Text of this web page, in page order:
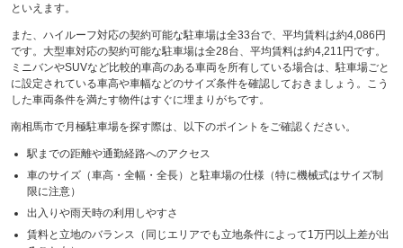
といえます。
また、ハイルーフ対応の契約可能な駐車場は全33台で、平均賃料は約4,086円
です。大型車対応の契約可能な駐車場は全28台、平均賃料は約4,211円です。
ミニバンやSUVなど比較的車高のある車両を所有している場合は、駐車場ごと
に設定されている車高や車幅などのサイズ条件を確認しておきましょう。こう
した車両条件を満たす物件はすぐに埋まりがちです。
南相馬市で月極駐車場を探す際は、以下のポイントをご確認ください。
駅までの距離や通勤経路へのアクセス
車のサイズ（車高・全幅・全長）と駐車場の仕様（特に機械式はサイズ制
限に注意）
出入りや雨天時の利用しやすさ
賃料と立地のバランス（同じエリアでも立地条件によって1万円以上差が出